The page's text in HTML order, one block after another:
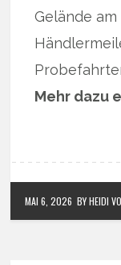
Gelände
Mehr dazu
MAI 6, 2026 BY HEIDI